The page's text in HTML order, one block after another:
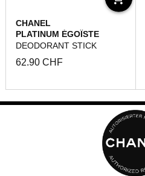
CHANEL
PLATINUM ÉGOÏSTE
DEODORANT STICK
62.90 CHF